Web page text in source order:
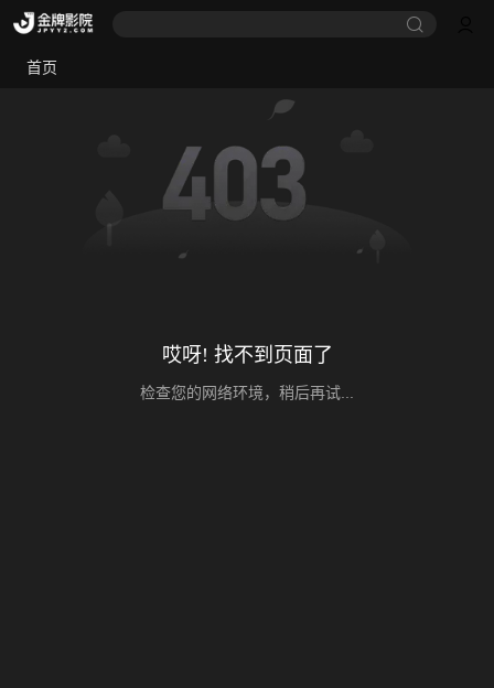
首页
哎呀! 找不到页面了
检查您的网络环境，稍后再试...